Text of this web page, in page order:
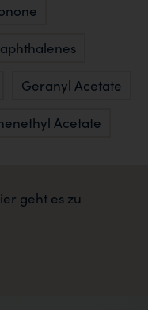
Geranyl Acetate
Acetate
geht es zu